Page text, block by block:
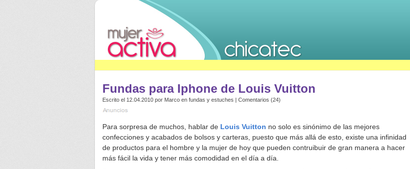
Fundas para Iphone de Louis Vuitton
Escrito el 12.04.2010 por Marcoen fundas y estuches | Comentarios (24)
Para sorpresa de muchos, hablar de Louis Vuitton no solo es sinónimo de las mejores
confecciones y acabados de bolsos y carteras, puesto que más allá de esto, existe una infinidad
de productos para el hombre y la mujer de hoy que pueden contruibuir de gran manera a hacer
más fácil la vida y tener más comodidad en el día a día.